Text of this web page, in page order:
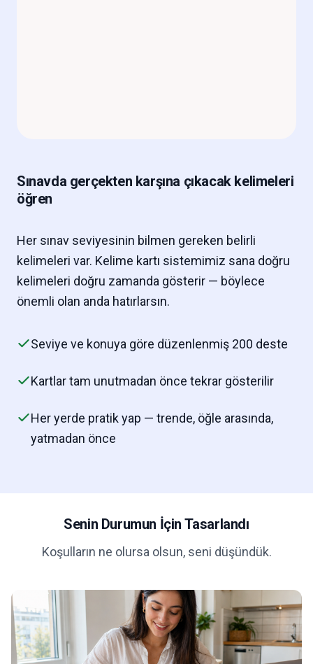
Sınavda gerçekten karşına çıkacak kelimeleri
öğren
Her sınav seviyesinin bilmen gereken belirli
kelimeleri var. Kelime kartı sistemimiz sana doğru
kelimeleri doğru zamanda gösterir — böylece
önemli olan anda hatırlarsın.
Seviye ve konuya göre düzenlenmiş 200 deste
Kartlar tam unutmadan önce tekrar gösterilir
Her yerde pratik yap — trende, öğle arasında,
yatmadan önce
Senin Durumun İçin Tasarlandı
Koşulların ne olursa olsun, seni düşündük.